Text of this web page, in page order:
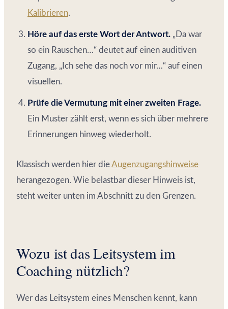
Kalibrieren.
Höre auf das erste Wort der Antwort. „Da war
so ein Rauschen…“ deutet auf einen auditiven
Zugang, „Ich sehe das noch vor mir…“ auf einen
visuellen.
Prüfe die Vermutung mit einer zweiten Frage.
Ein Muster zählt erst, wenn es sich über mehrere
Erinnerungen hinweg wiederholt.
Klassisch werden hier dieAugenzugangshinweise
herangezogen. Wie belastbar dieser Hinweis ist,
steht weiter unten im Abschnitt zu den Grenzen.
Wozu ist das Leitsystem im
Coaching nützlich?
Wer das Leitsystem eines Menschen kennt, kann